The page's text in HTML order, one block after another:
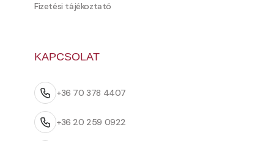
Fizetési tájékoztató
KAPCSOLAT
+36 70 378 4407
+36 20 259 0922